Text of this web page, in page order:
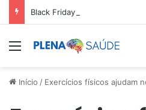
Black Friday: aproveite antes
Menu
Início / Exercícios físicos ajudam